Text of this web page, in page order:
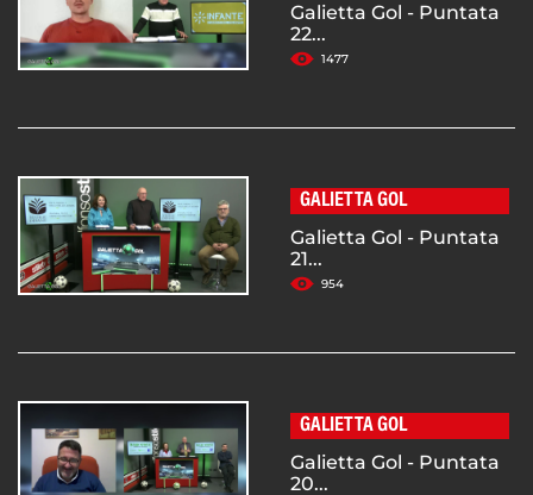
Galietta Gol - Puntata
22...
1477
GALIETTA GOL
Galietta Gol - Puntata
21...
954
GALIETTA GOL
Galietta Gol - Puntata
20...